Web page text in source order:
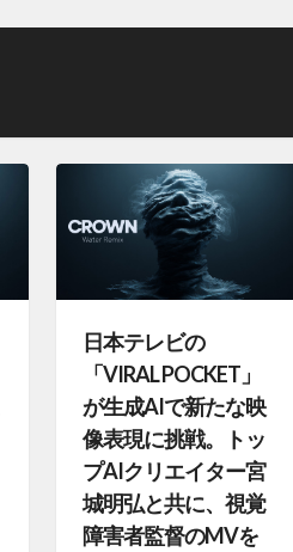
日本テレビの
「VIRAL POCKET」
が生成AIで新たな映
像表現に挑戦。トッ
プAIクリエイター宮
城明弘と共に、視覚
障害者監督のMVを